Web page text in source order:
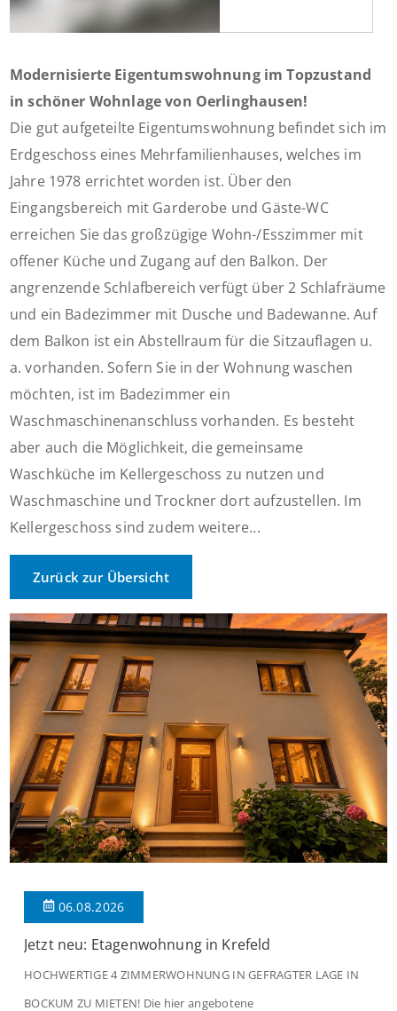
Modernisierte Eigentumswohnung im Topzustand
in schöner Wohnlage von Oerlinghausen!
Die gut aufgeteilte Eigentumswohnung befindet sich im
Erdgeschoss eines Mehrfamilienhauses, welches im
Jahre 1978 errichtet worden ist. Über den
Eingangsbereich mit Garderobe und Gäste-WC
erreichen Sie das großzügige Wohn-/Esszimmer mit
offener Küche und Zugang auf den Balkon. Der
angrenzende Schlafbereich verfügt über 2 Schlafräume
und ein Badezimmer mit Dusche und Badewanne. Auf
dem Balkon ist ein Abstellraum für die Sitzauflagen u.
a. vorhanden. Sofern Sie in der Wohnung waschen
möchten, ist im Badezimmer ein
Waschmaschinenanschluss vorhanden. Es besteht
aber auch die Möglichkeit, die gemeinsame
Waschküche im Kellergeschoss zu nutzen und
Waschmaschine und Trockner dort aufzustellen. Im
Kellergeschoss sind zudem weitere...
Zurück zur Übersicht
06.08.2026
Jetzt neu: Etagenwohnung in Krefeld
HOCHWERTIGE 4 ZIMMERWOHNUNG IN GEFRAGTER LAGE IN
BOCKUM ZU MIETEN! Die hier angebotene